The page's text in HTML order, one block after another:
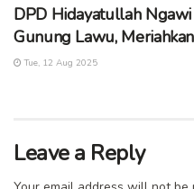
DPD Hidayatullah
Gunung Lawu,
Tue, 12 Aug 2025
Leave a Reply